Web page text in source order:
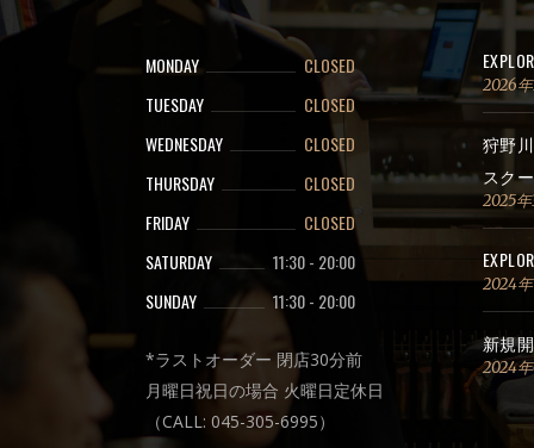
MONDAY
CLOSED
TUESDAY
CLOSED
WEDNESDAY
CLOSED
THURSDAY
CLOSED
FRIDAY
CLOSED
SATURDAY
11:30- 20:00
SUNDAY
11:30- 20:00
*ラストオーダー 閉店30分前
月曜日祝日の場合 火曜日定休日
（CALL: 045-305-6995）
2026
狩野
スク
2025
2024
新規
2024